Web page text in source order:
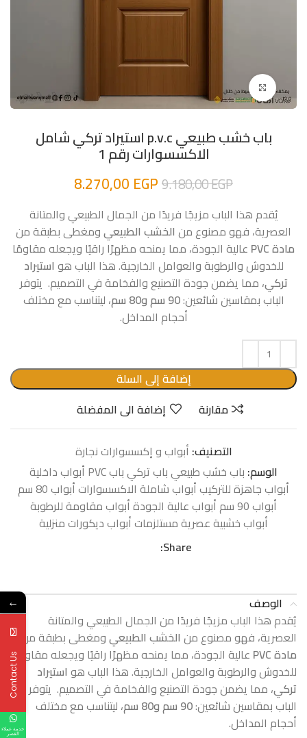
اضغط للتكبير
باب خشب طبيعي p.v.c استيراد تركي شامل
الاكسسوارات رقم 1
9.180,00EGP
8.270,00 EGP
يُقدم هذا الباب مزيجًا فريدًا من الجمال الطبيعي والمتانة
العصرية، فهو مصنوع من الخشب الطبيعيومغطى بطبقة من
مادة PVC
عالية الجودة، مما يمنحه مظهرًا راقيًا ويجعله مقاومًا
للخدوش والرطوبة والعوامل الخارجية. هذا الباب هو استيراد
تركي، مما يضمن جودة التصنيع والفخامة في التصميم. يتوفر
الباب بمقاسين شائعين:90 سم و80 سم
، ليتناسب مع مختلف
أحجام المداخل.
إضافة إلى السلة
مقارنة
إضافة الى المفضلة
التصنيف: أبواب و إكسسوارات نجارة
الوسم:
باب خشب طبيعي باب تركي باب PVC أبواب داخلية
أبواب جاهزة للتركيب أبواب شاملة الاكسسوارات أبواب 80 سم
أبواب 90 سم أبواب عالية الجودة أبواب مقاومة للرطوبة
أبواب خشبية عصرية مستلزمات أبواب ديكورات منزلية
Share:
الوصف
يُقدم هذا الباب مزيجًا فريدًا من الجمال الطبيعي والمتانة
العصرية، فهو مصنوع من الخشب الطبيعيومغطى بطبقة من
مادة PVC
عالية الجودة، مما يمنحه مظهرًا راقيًا ويجعله مقاومًا
للخدوش والرطوبة والعوامل الخارجية. هذا الباب هو استيراد
تركي، مما يضمن جودة التصنيع والفخامة في التصميم. يتوفر
الباب بمقاسين شائعين:90 سم و80 سم
، ليتناسب مع مختلف
أحجام المداخل.
←
Contact Us
خدمة عملاء
القصر